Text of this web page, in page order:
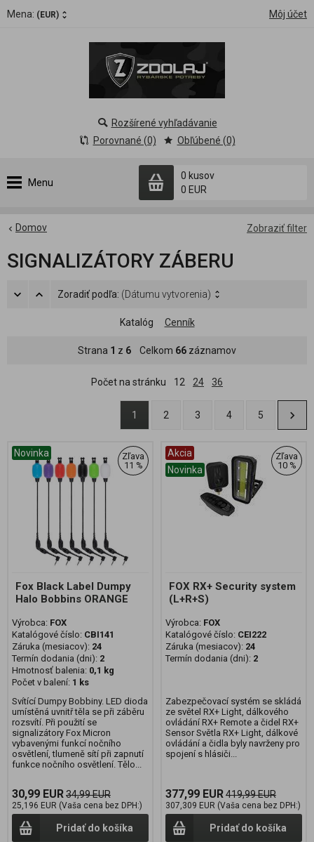
Mena: (EUR) Môj účet
Menu
0 kusov
0 EUR
Rozšírené vyhľadávanie
Porovnané (0)
Obľúbené (0)
Zobraziť filter
Domov
SIGNALIZÁTORY ZÁBERU
Zoradiť podľa: (Dátumu vytvorenia)
Katalóg Cenník
Strana 1 z 6 Celkom 66 záznamov
Počet na stránku 12 24 36
1 2 3 4 5
Novinka
Zľava
11 %
Fox Black Label Dumpy
Halo Bobbins ORANGE
Výrobca: FOX
Katalógové číslo: CBI141
Záruka (mesiacov): 24
Termín dodania (dni): 2
Hmotnosť balenia: 0,1 kg
Počet v balení: 1 ks
Svítící Dumpy Bobbiny. LED dioda
umístěná uvnitř těla se při záběru
rozsvítí. Při použití se
signalizátory Fox Micron
vybavenými funkcí nočního
osvětlení, tlumeně sítí při zapnutí
funkce nočního osvětlení. Tělo...
30,99 EUR34,99 EUR
25,196 EUR (Vaša cena bez DPH:)
Pridať do košíka
Akcia
Novinka
Zľava
10 %
FOX RX+ Security system
(L+R+S)
Výrobca: FOX
Katalógové číslo: CEI222
Záruka (mesiacov): 24
Termín dodania (dni): 2
Zabezpečovací systém se skládá
ze světel RX+ Light, dálkového
ovládání RX+ Remote a čidel RX+
Sensor Světla RX+ Light, dálkové
ovládání a čidla byly navrženy pro
spojení s hlásiči...
377,99 EUR419,99 EUR
307,309 EUR (Vaša cena bez DPH:)
Pridať do košíka